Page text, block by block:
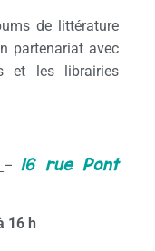
de littérature
partenariat avec
et les librairies
–16 rue Pont
16 h